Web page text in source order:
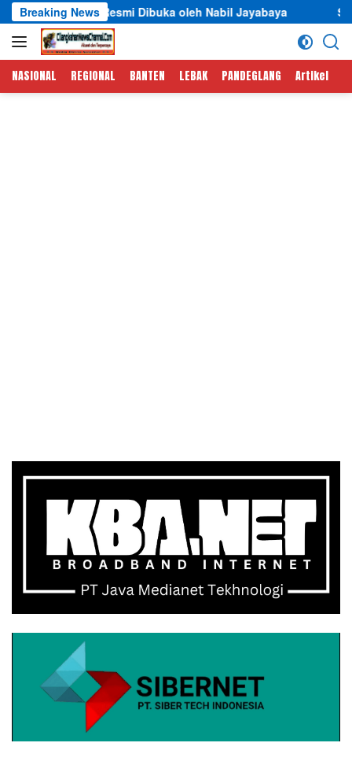
Langsung
ke
konten
Breaking News
Dibuka oleh Nabil Jayabaya Semarak HUT RI ke-
NASIONAL REGIONAL BANTEN LEBAK PANDEGLANG Artikel